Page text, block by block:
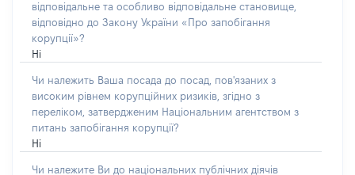
відповідальне та особливо відповідальне становище,
відповідно до Закону України «Про запобігання
корупції»?
Ні
Чи належить Ваша посада до посад, пов'язаних з
високим рівнем корупційних ризиків, згідно з
переліком, затвердженим Національним агентством з
питань запобігання корупції?
Ні
Чи належите Ви до національних публічних діячів